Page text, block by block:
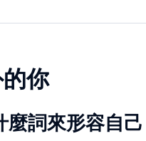
你
麼詞來形容自己